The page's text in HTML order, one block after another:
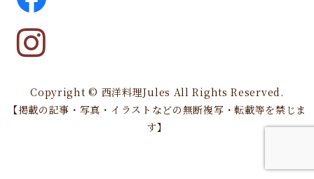
Copyright © 西洋料理Jules All Rights Reserved.
【掲載の記事・写真・イラストなどの無断複写・転載等を禁じま
す】